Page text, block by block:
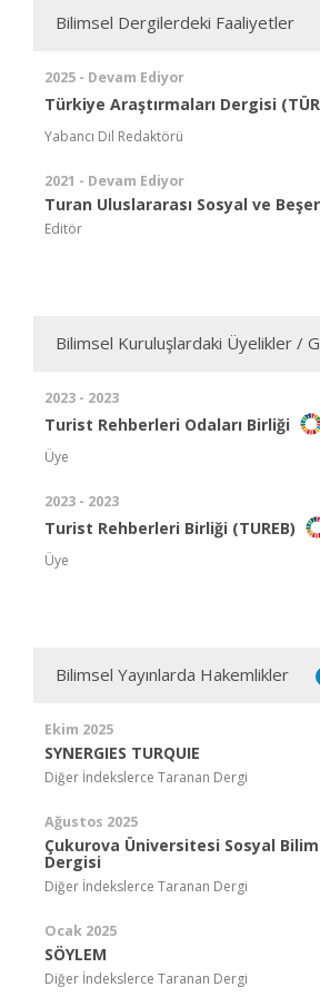
Bilimsel Dergilerdeki Faaliyetler
2025 - Devam Ediyor
Türkiye Araştırmaları Dergisi
Yabancı Dil Redaktörü
2021 - Devam Ediyor
Turan Uluslararası Sosyal ve
Editör
Bilimsel Kuruluşlardaki Üyelikler /
2023 - 2023
Turist Rehberleri Odaları Birliği
Üye
2023 - 2023
Turist Rehberleri Birliği (TUREB)
Üye
Bilimsel Yayınlarda Hakemlikler
Ekim 2025
SYNERGIES TURQUIE
Diğer İndekslerce Taranan Dergi
Ağustos 2025
Çukurova Üniversitesi Sosyal
Dergisi
Diğer İndekslerce Taranan Dergi
Ocak 2025
SÖYLEM
Diğer İndekslerce Taranan Dergi